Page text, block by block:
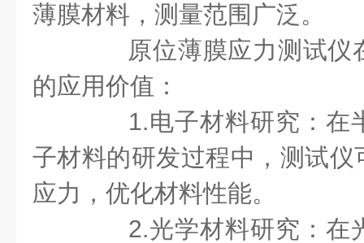
薄膜材料，测量范围广泛。
原位薄膜应力测试仪
的应用价值：
1.电子材料研究：在
子材料的研发过程中，测试
应力，优化材料性能。
2.光学材料研究：在